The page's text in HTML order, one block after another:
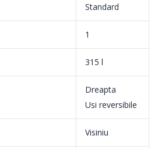
de refrigerare asigura
rece si performante mai bune de
Standard
1
315 l
Dreapta
Usi reversibile
Visiniu